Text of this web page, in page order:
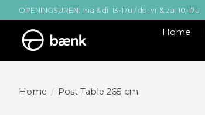
OPENINGSUREN: ma & di: 13-17u / do, vr & za: 10-17u
Home
Home / Post Table 265 cm